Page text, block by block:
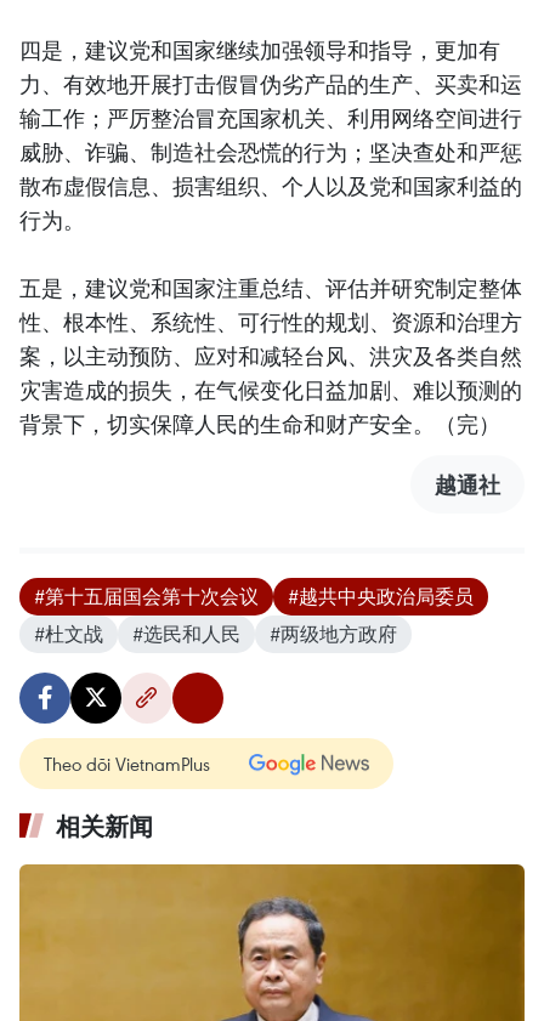
四是，建议党和国家继续加强领导和指导，更加有
力、有效地开展打击假冒伪劣产品的生产、买卖和运
输工作；严厉整治冒充国家机关、利用网络空间进行
威胁、诈骗、制造社会恐慌的行为；坚决查处和严惩
散布虚假信息、损害组织、个人以及党和国家利益的
行为。
五是，建议党和国家注重总结、评估并研究制定整体
性、根本性、系统性、可行性的规划、资源和治理方
案，以主动预防、应对和减轻台风、洪灾及各类自然
灾害造成的损失，在气候变化日益加剧、难以预测的
背景下，切实保障人民的生命和财产安全。（完）
越通社
#第十五届国会第十次会议
#越共中央政治局委员
#杜文战
#选民和人民 #两级地方政府
Theo dõi VietnamPlus
相关新闻